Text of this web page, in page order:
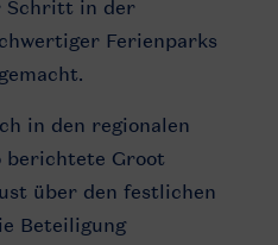
Schritt in der
Ferienparks
in den regionalen
berichtete Groot
über den festlichen
Beteiligung